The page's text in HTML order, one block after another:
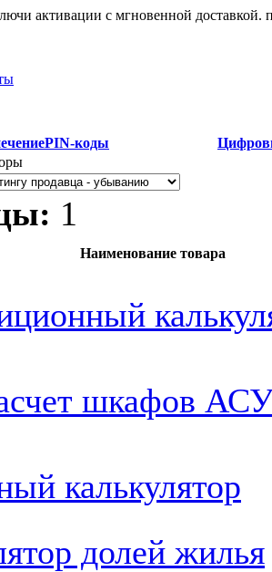
активации с мгновенной доставкой.
PIN-коды
1
Наименование товара
шкафов
калькулятор
долей жилья